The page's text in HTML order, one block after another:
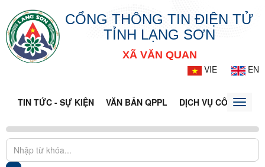
CỔNG THÔNG TIN ĐIỆN TỬ
TỈNH LẠNG SƠN
XÃ VĂN QUAN
VIE
EN
TIN TỨC - SỰ KIỆN VĂN BẢN QPPL DỊCH VỤ CÔNGToggle